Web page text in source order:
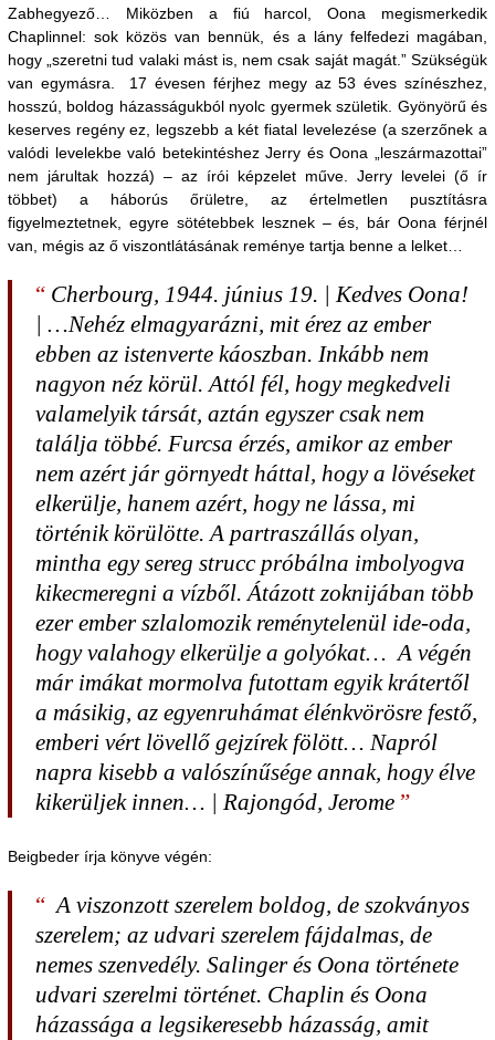
Zabhegyező… Miközben a fiú harcol, Oona megismerkedik
Chaplinnel: sok közös van bennük, és a lány felfedezi magában,
hogy „szeretni tud valaki mást is, nem csak saját magát.” Szükségük
van egymásra. 17 évesen férjhez megy az 53 éves színészhez,
hosszú, boldog házasságukból nyolc gyermek születik. Gyönyörű és
keserves regény ez, legszebb a két fiatal levelezése (a szerzőnek a
valódi levelekbe való betekintéshez Jerry és Oona „leszármazottai”
nem járultak hozzá) – az írói képzelet műve. Jerry levelei (ő ír
többet) a háborús őrületre, az értelmetlen pusztításra
figyelmeztetnek, egyre sötétebbek lesznek – és, bár Oona férjnél
van, mégis az ő viszontlátásának reménye tartja benne a lelket…
Cherbourg, 1944. június 19. | Kedves Oona!
| …Nehéz elmagyarázni, mit érez az ember
ebben az istenverte káoszban. Inkább nem
nagyon néz körül. Attól fél, hogy megkedveli
valamelyik társát, aztán egyszer csak nem
találja többé. Furcsa érzés, amikor az ember
nem azért jár görnyedt háttal, hogy a lövéseket
elkerülje, hanem azért, hogy ne lássa, mi
történik körülötte. A partraszállás olyan,
mintha egy sereg strucc próbálna imbolyogva
kikecmeregni a vízből. Átázott zoknijában több
ezer ember szlalomozik reménytelenül ide-oda,
hogy valahogy elkerülje a golyókat… A végén
már imákat mormolva futottam egyik krátertől
a másikig, az egyenruhámat élénkvörösre festő,
emberi vért lövellő gejzírek fölött… Napról
napra kisebb a valószínűsége annak, hogy élve
kikerüljek innen… | Rajongód, Jerome
Beigbeder írja könyve végén:
A viszonzott szerelem boldog, de szokványos
szerelem; az udvari szerelem fájdalmas, de
nemes szenvedély. Salinger és Oona története
udvari szerelmi történet. Chaplin és Oona
házassága a legsikeresebb házasság, amit